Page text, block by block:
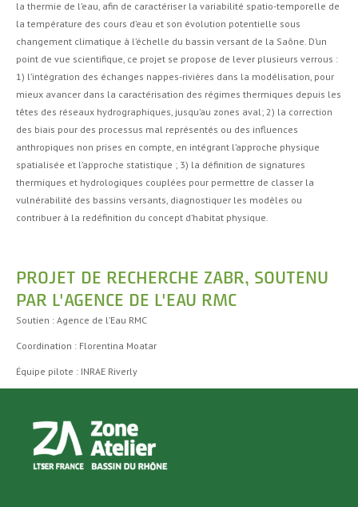
la thermie de l’eau, afin de caractériser la variabilité spatio-temporelle de
la température des cours d’eau et son évolution potentielle sous
changement climatique à l’échelle du bassin versant de la Saône. D’un
point de vue scientifique, ce projet se propose de lever plusieurs verrous :
1) l’intégration des échanges nappes-rivières dans la modélisation, pour
mieux avancer dans la caractérisation des régimes thermiques depuis les
têtes des réseaux hydrographiques, jusqu’au zones aval; 2) la correction
des biais pour des processus mal représentés ou des influences
anthropiques non prises en compte, en intégrant l’approche physique
spatialisée et l’approche statistique ; 3) la définition de signatures
thermiques et hydrologiques couplées pour permettre de classer la
vulnérabilité des bassins versants, diagnostiquer les modèles ou
contribuer à la redéfinition du concept d’habitat physique.
PROJET DE RECHERCHE ZABR, SOUTENU
PAR L'AGENCE DE L'EAU RMC
Soutien : Agence de l’Eau RMC
Coordination : Florentina Moatar
Équipe pilote : INRAE Riverly